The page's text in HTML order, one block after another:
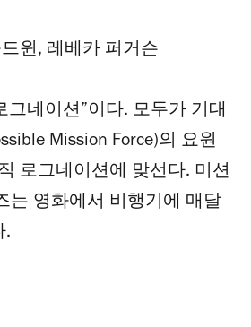
윈, 레베카 퍼거슨
네이션”이다. 모두가 기대
Mission Force)의 요원
로그네이션에 맞선다. 미션
는 영화에서 비행기에 매달
.